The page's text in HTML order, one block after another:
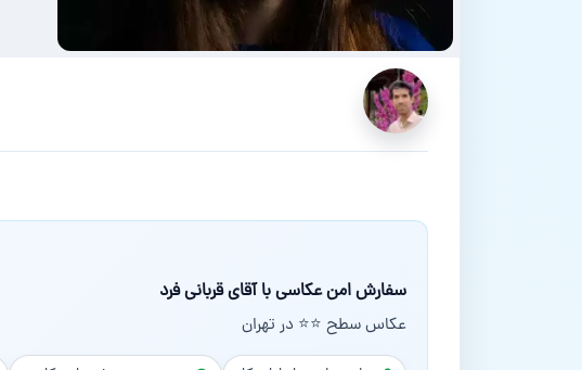
سفارش امن عکاسی با آقای قربانی فرد
عکاس سطح ⭐⭐ در تهران